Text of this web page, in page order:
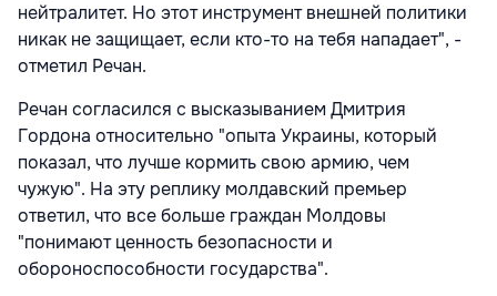
нейтралитет. Но этот инструмент внешней политики
никак не защищает, если кто-то на тебя нападает", -
отметил Речан.
Речан согласился с высказыванием Дмитрия
Гордона относительно "опыта Украины, который
показал, что лучше кормить свою армию, чем
чужую". На эту реплику молдавский премьер
ответил, что все больше граждан Молдовы
"понимают ценность безопасности и
обороноспособности государства".